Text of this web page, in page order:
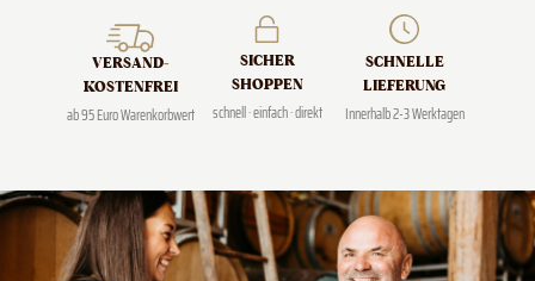
VERSAND­
KOSTENFREI
ab 95 Euro Warenkorbwert
SICHER
SHOPPEN
schnell · einfach · direkt
SCHNELLE
LIEFERUNG
Innerhalb 2-3 Werktagen